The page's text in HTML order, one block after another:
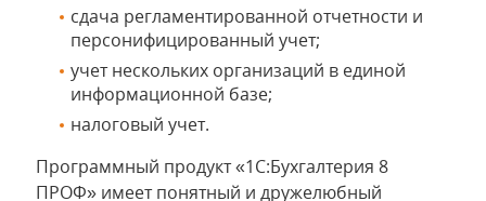
сдача регламентированной отчетности и
персонифицированный учет;
учет нескольких организаций в единой
информационной базе;
налоговый учет.
Программный продукт «1С:Бухгалтерия 8
ПРОФ» имеет понятный и дружелюбный